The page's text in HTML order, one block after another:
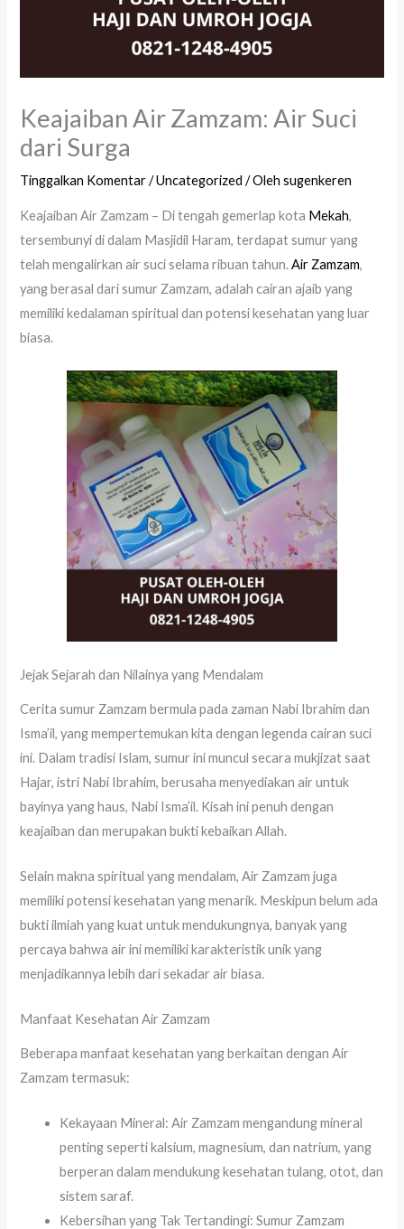
Keajaiban Air Zamzam: Air Suci
dari Surga
Tinggalkan Komentar /Uncategorized / Olehsugenkeren
Keajaiban Air Zamzam – Di tengah gemerlap kota Mekah,
tersembunyi di dalam Masjidil Haram, terdapat sumur yang
telah mengalirkan air suci selama ribuan tahun.Air Zamzam,
yang berasal dari sumur Zamzam, adalah cairan ajaib yang
memiliki kedalaman spiritual dan potensi kesehatan yang luar
biasa.
Jejak Sejarah dan Nilainya yang Mendalam
Cerita sumur Zamzam bermula pada zaman Nabi Ibrahim dan
Isma’il, yang mempertemukan kita dengan legenda cairan suci
ini. Dalam tradisi Islam, sumur ini muncul secara mukjizat saat
Hajar, istri Nabi Ibrahim, berusaha menyediakan air untuk
bayinya yang haus, Nabi Isma’il. Kisah ini penuh dengan
keajaiban dan merupakan bukti kebaikan Allah.
Selain makna spiritual yang mendalam, Air Zamzam juga
memiliki potensi kesehatan yang menarik. Meskipun belum ada
bukti ilmiah yang kuat untuk mendukungnya, banyak yang
percaya bahwa air ini memiliki karakteristik unik yang
menjadikannya lebih dari sekadar air biasa.
Manfaat Kesehatan Air Zamzam
Beberapa manfaat kesehatan yang berkaitan dengan Air
Zamzam termasuk:
Kekayaan Mineral: Air Zamzam mengandung mineral
penting seperti kalsium, magnesium, dan natrium, yang
berperan dalam mendukung kesehatan tulang, otot, dan
sistem saraf.
Kebersihan yang Tak Tertandingi: Sumur Zamzam